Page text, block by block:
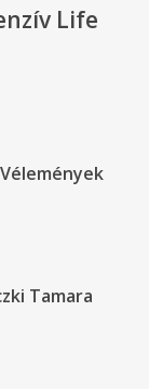
Life
Tamara